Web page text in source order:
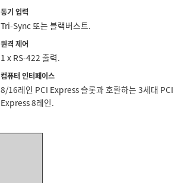
동기 입력
Tri-Sync 또는 블랙버스트.
원격 제어
1 x RS‑422 출력.
컴퓨터 인터페이스
8/16레인 PCI Express 슬롯과 호환하는 3세대 PCI
Express 8레인.